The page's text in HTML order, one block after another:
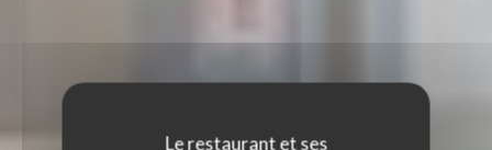
Le restaurant et ses